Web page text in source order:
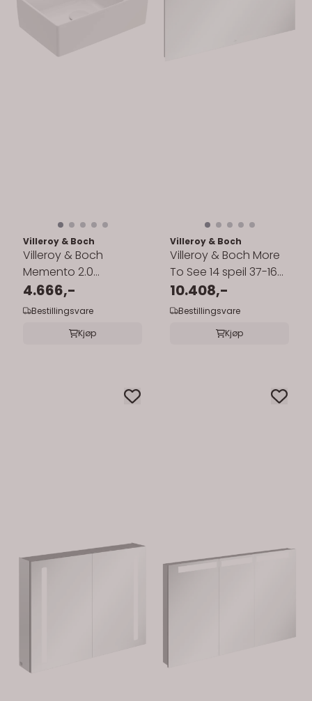
Villeroy & Boch
Villeroy & Boch
Memento 2.0
Vegghengt Servant
40x26 cm
4.666,-
Bestillingsvare
Kjøp
Villeroy & Boch
Villeroy & Boch More
To See 14 speil 37-160
cm med belysning
10.408,-
Bestillingsvare
Kjøp